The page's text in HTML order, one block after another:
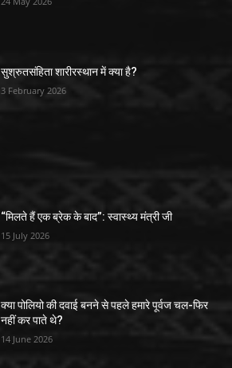
सुश्रुतसंहिता शारीरस्थान में क्या है?
3 February 2026
“मिलते हैं एक ब्रेक के बाद”: स्वास्थ्य मंत्री जी
15 July 2026
क्या पोलियो की दवाई बनने से पहले हमारे पूर्वज चल-फिर
नहीं कर पाते थे?
14 June 2026